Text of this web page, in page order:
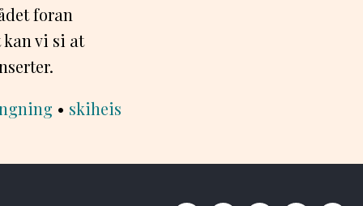
foran
kan vi si at
• skiheis